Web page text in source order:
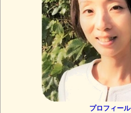
プロフィール